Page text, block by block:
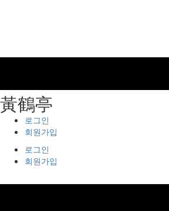
⿈鶴亭
로그인
회원가입
로그인
회원가입